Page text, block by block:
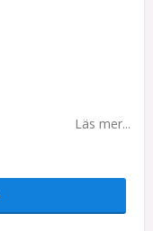
Läs mer...